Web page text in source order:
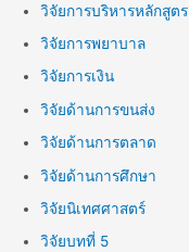
วิจัยการบริหารหลักสูตร
วิจัยการพยาบาล
วิจัยการเงิน
วิจัยด้านการขนส่ง
วิจัยด้านการตลาด
วิจัยด้านการศึกษา
วิจัยนิเทศศาสตร์
วิจัยบทที่ 5